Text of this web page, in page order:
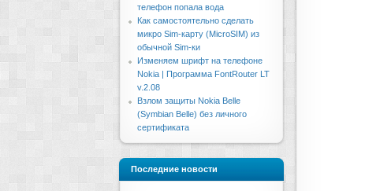
телефон попала вода
Как самостоятельно сделать
микро Sim-карту (MicroSIM) из
обычной Sim-ки
Изменяем шрифт на телефоне
Nokia | Программа FontRouter LT
v.2.08
Взлом защиты Nokia Belle
(Symbian Belle) без личного
сертификата
Последние новости